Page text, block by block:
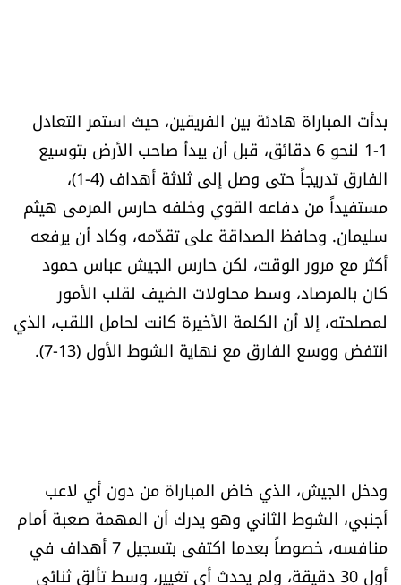
ثقافة وفنون
فصل من كتاب
اقرأ تضحك
كاميرا
سجالات
صحّة وصحن
حظّك اليوم
للتاريخ
بدأت المباراة هادئة بين الفريقين، حيث استمر التعادل
1-1 لنحو 6 دقائق، قبل أن يبدأ صاحب الأرض بتوسيع
الفارق تدريجاً حتى وصل إلى ثلاثة أهداف (4-1)،
مستفيداً من دفاعه القوي وخلفه حارس المرمى هيثم
سليمان. وحافظ الصداقة على تقدّمه، وكاد أن يرفعه
أكثر مع مرور الوقت، لكن حارس الجيش عباس حمود
كان بالمرصاد، وسط محاولات الضيف لقلب الأمور
لمصلحته، إلا أن الكلمة الأخيرة كانت لحامل اللقب، الذي
انتفض ووسع الفارق مع نهاية الشوط الأول (13-7).
ودخل الجيش، الذي خاض المباراة من دون أي لاعب
أجنبي، الشوط الثاني وهو يدرك أن المهمة صعبة أمام
منافسه، خصوصاً بعدما اكتفى بتسجيل 7 أهداف في
أول 30 دقيقة، ولم يحدث أي تغيير، وسط تألق ثنائي